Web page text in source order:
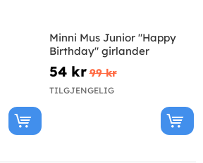
Minni Mus Junior "Happy
Birthday" girlander
54 kr 99 kr
TILGJENGELIG